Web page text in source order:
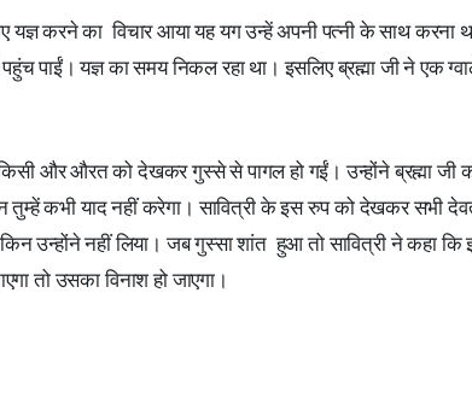
यज्ञ करने का विचार आया यह यग उन्हें अपनी पत्नी के साथ करना
पाईं। यज्ञ का समय निकल रहा था। इसलिए ब्रह्मा जी ने एक
और औरत को देखकर गुस्से से पागल हो गईं। उन्होंने ब्रह्मा जी
तुम्हें कभी याद नहीं करेगा। सावित्री के इस रुप को देखकर सभी
उन्होंने नहीं लिया। जब गुस्सा शांत हुआ तो सावित्री ने कहा कि
तो उसका विनाश हो जाएगा।